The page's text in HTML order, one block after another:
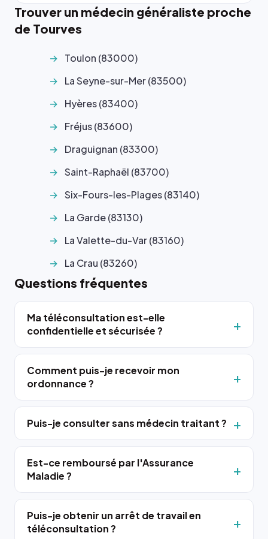
Trouver un médecin généraliste proche
de Tourves
Toulon (83000)
La Seyne-sur-Mer (83500)
Hyères (83400)
Fréjus (83600)
Draguignan (83300)
Saint-Raphaël (83700)
Six-Fours-les-Plages (83140)
La Garde (83130)
La Valette-du-Var (83160)
La Crau (83260)
Questions fréquentes
Ma téléconsultation est-elle
confidentielle et sécurisée ?
Comment puis-je recevoir mon
ordonnance ?
Puis-je consulter sans médecin traitant ?
Est-ce remboursé par l'Assurance
Maladie ?
Puis-je obtenir un arrêt de travail en
téléconsultation ?